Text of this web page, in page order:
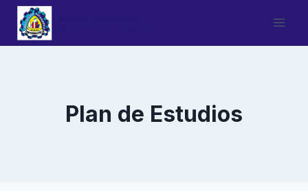
Saltar
contenido
Plan de Estudios